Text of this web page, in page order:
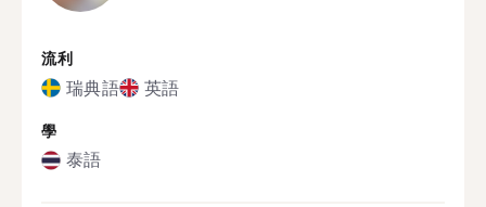
流利
瑞典語 英語
學
泰語